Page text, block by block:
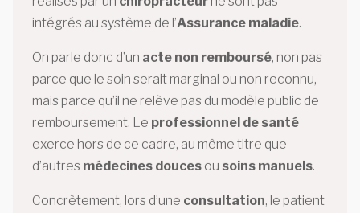
intégrés au système de l’Assurance maladie.
On parle donc d’un acte non remboursé, non pas
parce que le soin serait marginal ou non reconnu,
mais parce qu’il ne relève pas du modèle public de
remboursement. Le professionnel de santé
exerce hors de ce cadre, au même titre que
d’autres médecines douces ou soins manuels.
Concrètement, lors d’une consultation, le patient